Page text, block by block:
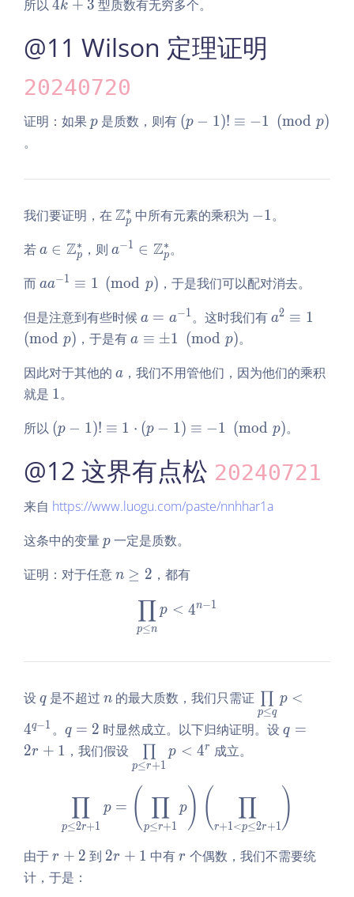
n
_
2
\c
d
ot
s
n
m
1
所以
+
3
4k + 3 型质数有无穷多个。
@11 Wilson 定理证明
20240720
证明：如果p
p 是质数，则有 \l
ig
qu
-1
\p
od
(p − 1)! ≡ −1 (mod p)
。
我们要证明，在 \m
at
hb
Z_
*
Zp
∗ 中所有元素的乘积为 -
−1。
若a
\m
hb
b
p^
*
a ∈ Zp
∗ ，则 a^
1}
\m
at
b
*
a−1 ∈ Zp
∗。
而 aa
{-
1}
qu
iv
\p
od
p
aa−1 ≡ 1 (mod p) ，于是我们可以配对消去。
但是注意到有些时候 a
=
{-
a = a−1。这时我们有a^
qu
\p
od
p
a2 ≡ 1
(mod p) ，于是有a
qu
m
\p
m
od
a ≡ ±1 (mod p)。
因此对于其他的 a
a ，我们不用管他们，因为他们的乘积
就是 1
1。
所以 \l
(p
- 1
\r
h
\e
do
\l
(p
- 1
t)
qu
iv
(p − 1)! ≡ 1 ⋅ (p − 1) ≡ −1 (mod p)。
@12 这界有点松 20240721
来自 https://www.luogu.com/paste/nnhhar1a
这条中的变量p
p 一定是质数。
证明：对于任意n
n ≥ 2 ，都有
\prod\limits_{p \leq n} p
p≤n
∏ p < 4n−1
设 q
q是不超过 n
n的最大质数，我们只需证 \p
ro
d
{p
eq
p≤q
p <
4q−1 。 q
q = 2 时显然成立。以下归纳证明。设q
r
+
1
q =
2r + 1 ，我们假设
\p
ro
d
\li
mi
_
p≤r+1
p < 4r 成立。
\prod\limits_{p \leq 2r
p≤2r+1
∏ p = ( p≤r+1
∏ p ) ( r+1<p≤2r+1
∏ )
由于r
+
r + 2 到 2
2r + 1 中有r
r 个偶数，我们不需要统
计，于是：